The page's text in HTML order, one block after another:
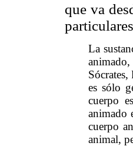
que va
La
es sólo
cuerpo
animado
cuerpo
animal,